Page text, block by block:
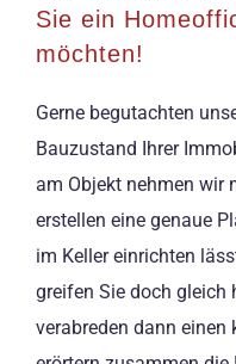
Sie ein
möchten!
Gerne begutachten
Bauzustand Ihrer
am Objekt nehmen wir
erstellen eine genaue
im Keller einrichten
greifen Sie doch gleich
verabreden dann